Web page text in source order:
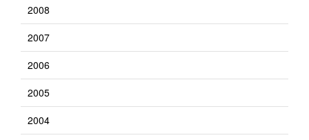
2008
2007
2006
2005
2004